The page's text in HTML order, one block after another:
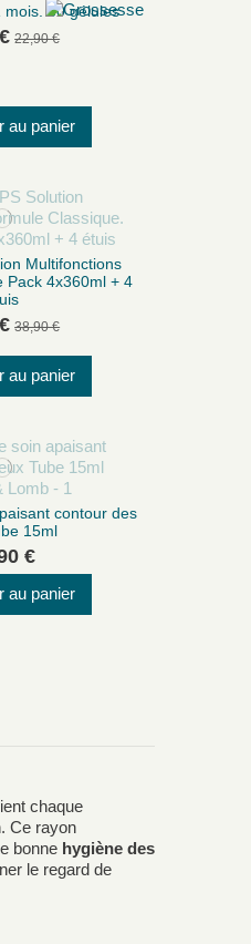
mois. 30 gélules
22,90 €
au panier
Multifonctions
Pack 4x360ml + 4
38,90 €
au panier
contour des
15ml
€
au panier
chaque
Ce rayon
bonne hygiène des
le regard de